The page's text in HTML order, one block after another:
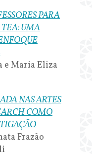
PARA
UMA
e Maria Eliza
NAS ARTES
COMO
Frazão